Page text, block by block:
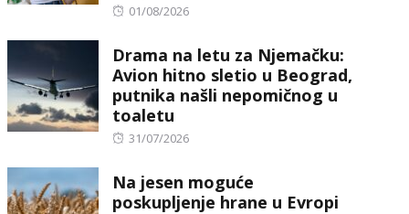
Posted
01/08/2026
Drama na letu za Njemačku:
Avion hitno sletio u Beograd,
putnika našli nepomičnog u
toaletu
Posted
31/07/2026
Na jesen moguće
poskupljenje hrane u Evropi